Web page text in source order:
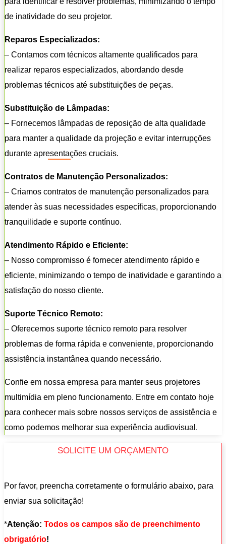
de inatividade do seu projetor.
Reparos Especializados:
– Contamos com técnicos altamente qualificados para
realizar reparos especializados, abordando desde
problemas técnicos até substituições de peças.
Substituição de Lâmpadas:
– Fornecemos lâmpadas de reposição de alta qualidade
para manter a qualidade da projeção e evitar interrupções
durante apresentações cruciais.
Contratos de Manutenção Personalizados:
– Criamos contratos de manutenção personalizados para
atender às suas necessidades específicas, proporcionando
tranquilidade e suporte contínuo.
Atendimento Rápido e Eficiente:
– Nosso compromisso é fornecer atendimento rápido e
eficiente, minimizando o tempo de inatividade e garantindo a
satisfação do nosso cliente.
Suporte Técnico Remoto:
– Oferecemos suporte técnico remoto para resolver
problemas de forma rápida e conveniente, proporcionando
assistência instantânea quando necessário.
Confie em nossa empresa para manter seus projetores
multimídia em pleno funcionamento. Entre em contato hoje
para conhecer mais sobre nossos serviços de assistência e
como podemos melhorar sua experiência audiovisual.
SOLICITE UM ORÇAMENTO
Por favor, preencha corretamente o formulário abaixo, para
enviar sua solicitação!
*Atenção: Todos os campos são de preenchimento
obrigatório!